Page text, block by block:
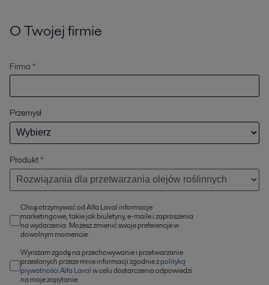
O Twojej firmie
Firma *
Przemysł
Produkt*
Chcę otrzymywać od Alfa Laval informacje
marketingowe, takie jak biuletyny, e-maile i zaproszenia
na wydarzenia. Możesz zmienić swoje preferencje w
dowolnym momencie.
Wyrażam zgodę na przechowywanie i przetwarzanie
przesłanych przeze mnie informacji zgodnie zpolityką
prywatności Alfa Lavalw celu dostarczenia odpowiedzi
na moje zapytanie.